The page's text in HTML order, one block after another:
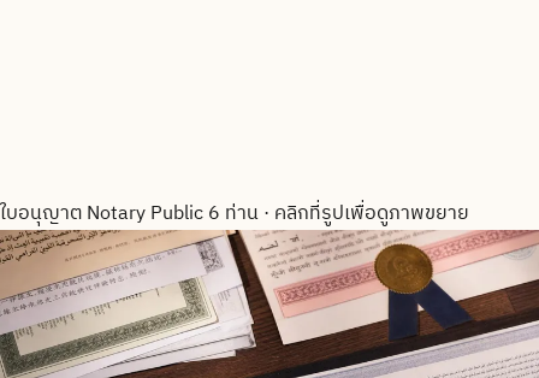
ใบอนุญาต Notary Public 6 ท่าน· คลิกที่รูปเพื่อดูภาพขยาย